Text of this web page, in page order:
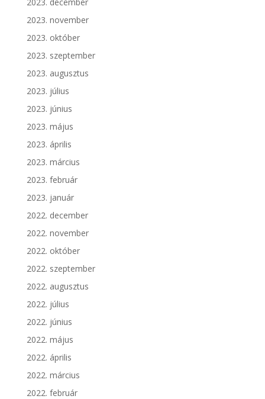
2023. november
2023. október
2023. szeptember
2023. augusztus
2023. július
2023. június
2023. május
2023. április
2023. március
2023. február
2023. január
2022. december
2022. november
2022. október
2022. szeptember
2022. augusztus
2022. július
2022. június
2022. május
2022. április
2022. március
2022. február